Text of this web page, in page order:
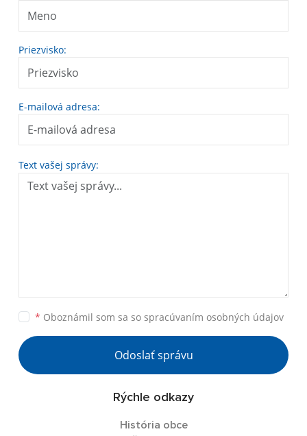
Priezvisko:
E-mailová adresa:
Text vašej správy:
* Oboznámil som sa so spracúvaním osobných údajov
Odoslať správu
Rýchle odkazy
História obce